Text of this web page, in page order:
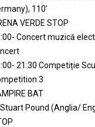
110’
VERDE STOP
Concert muzică
21:30 Competiție
3
BAT
Pound (Anglia/